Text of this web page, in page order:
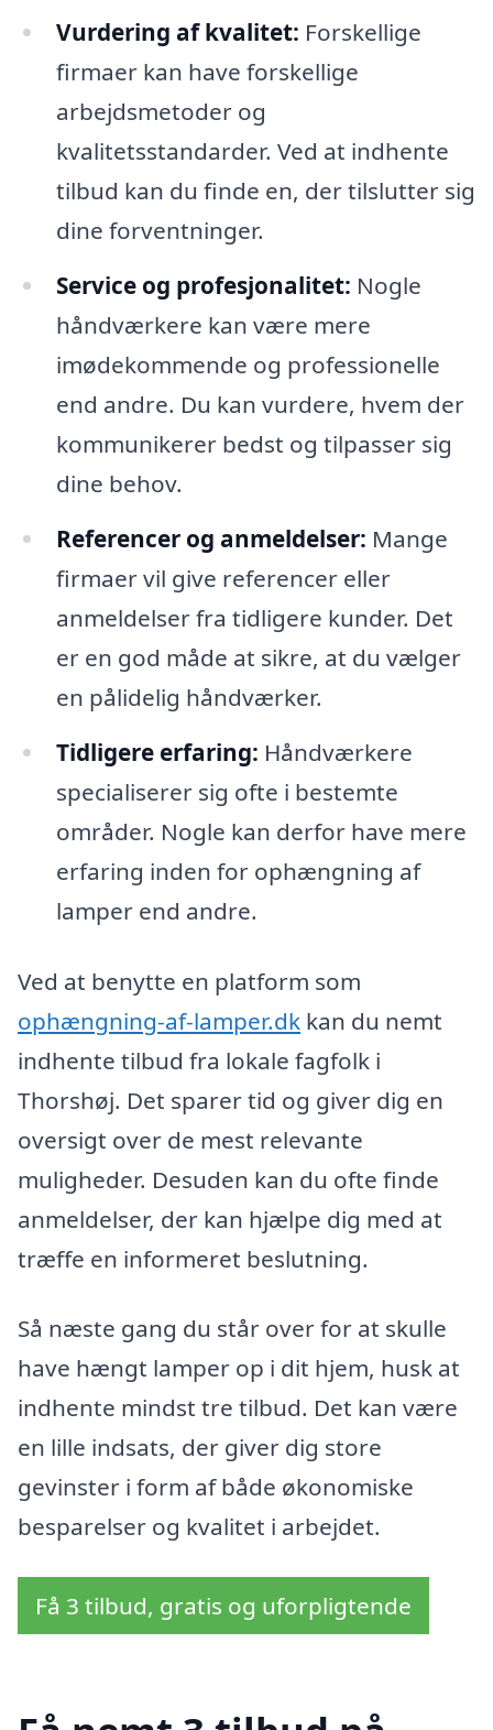
Vurdering af kvalitet: Forskellige
firmaer kan have forskellige
arbejdsmetoder og
kvalitetsstandarder. Ved at indhente
tilbud kan du finde en, der tilslutter sig
dine forventninger.
Service og profesjonalitet: Nogle
håndværkere kan være mere
imødekommende og professionelle
end andre. Du kan vurdere, hvem der
kommunikerer bedst og tilpasser sig
dine behov.
Referencer og anmeldelser: Mange
firmaer vil give referencer eller
anmeldelser fra tidligere kunder. Det
er en god måde at sikre, at du vælger
en pålidelig håndværker.
Tidligere erfaring: Håndværkere
specialiserer sig ofte i bestemte
områder. Nogle kan derfor have mere
erfaring inden for ophængning af
lamper end andre.
Ved at benytte en platform som
ophængning-af-lamper.dk kan du nemt
indhente tilbud fra lokale fagfolk i
Thorshøj. Det sparer tid og giver dig en
oversigt over de mest relevante
muligheder. Desuden kan du ofte finde
anmeldelser, der kan hjælpe dig med at
træffe en informeret beslutning.
Så næste gang du står over for at skulle
have hængt lamper op i dit hjem, husk at
indhente mindst tre tilbud. Det kan være
en lille indsats, der giver dig store
gevinster i form af både økonomiske
besparelser og kvalitet i arbejdet.
Få 3 tilbud, gratis og uforpligtende